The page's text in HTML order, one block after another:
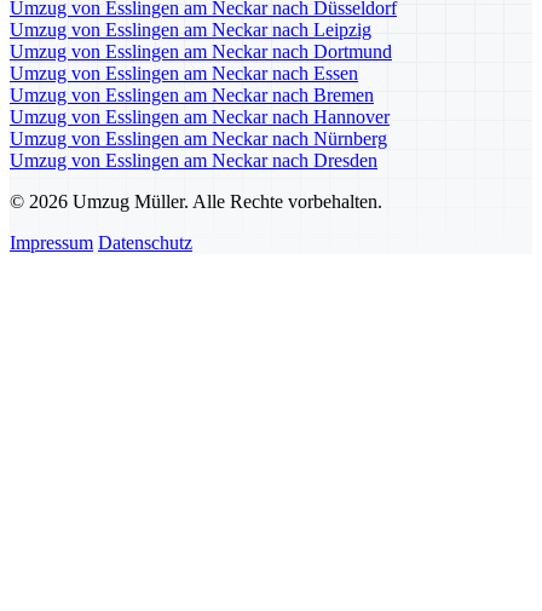
Umzug von Esslingen am Neckar nach Düsseldorf
Umzug von Esslingen am Neckar nach Leipzig
Umzug von Esslingen am Neckar nach Dortmund
Umzug von Esslingen am Neckar nach Essen
Umzug von Esslingen am Neckar nach Bremen
Umzug von Esslingen am Neckar nach Hannover
Umzug von Esslingen am Neckar nach Nürnberg
Umzug von Esslingen am Neckar nach Dresden
© 2026 Umzug Müller. Alle Rechte vorbehalten.
Impressum Datenschutz